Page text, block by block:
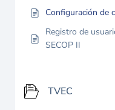
Configuración de
Registro de
SECOP II
TVEC